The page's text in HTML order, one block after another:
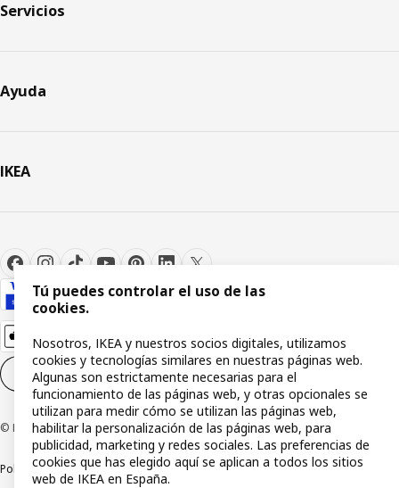
Servicios
Ayuda
IKEA
Configuración de cookies ES
© Inter IKEA Systems B.V 1999-2026
Política de privacidadPolítica de cookiesTérminos y condiciones
Tú puedes controlar el uso de las
cookies.
Nosotros, IKEA y nuestros socios digitales, utilizamos
cookies y tecnologías similares en nuestras páginas web.
Algunas son estrictamente necesarias para el
funcionamiento de las páginas web, y otras opcionales se
utilizan para medir cómo se utilizan las páginas web,
habilitar la personalización de las páginas web, para
publicidad, marketing y redes sociales. Las preferencias de
cookies que has elegido aquí se aplican a todos los sitios
web de IKEA en España.